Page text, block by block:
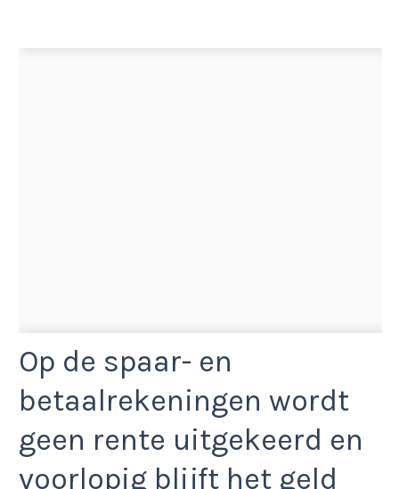
Op de spaar- en
betaalrekeningen wordt
geen rente uitgekeerd en
voorlopig blijft het geld